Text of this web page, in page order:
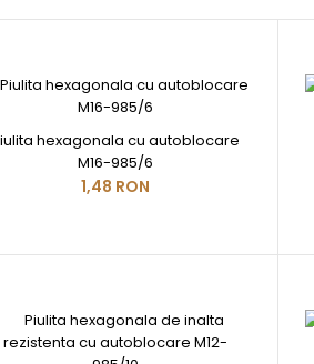
hexagonala cu autoblocare
M16-985/6
1,48 RON